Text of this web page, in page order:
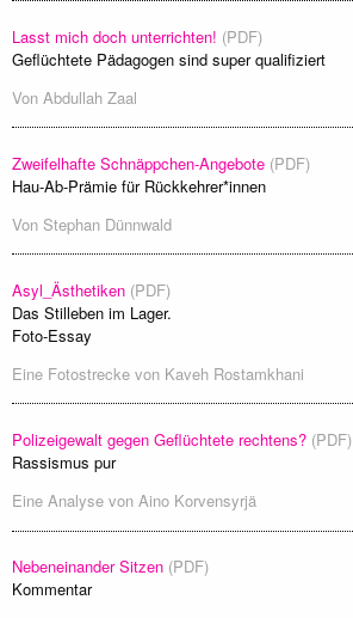
Lasst mich doch unterrichten! (PDF)
Geflüchtete Pädagogen sind super qualifiziert
Von Abdullah Zaal
Zweifelhafte Schnäppchen-Angebote (PDF)
Hau-Ab-Prämie für Rückkehrer*innen
Von Stephan Dünnwald
Asyl_Ästhetiken (PDF)
Das Stilleben im Lager.
Foto-Essay
Eine Fotostrecke von Kaveh Rostamkhani
Polizeigewalt gegen Geflüchtete rechtens? (PDF)
Rassismus pur
Eine Analyse von Aino Korvensyrjä
Nebeneinander Sitzen (PDF)
Kommentar